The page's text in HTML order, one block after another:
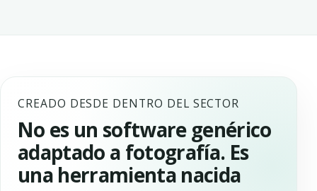
CREADO DESDE DENTRO DEL SECTOR
No es un software genérico
adaptado a fotografía. Es
una herramienta nacida